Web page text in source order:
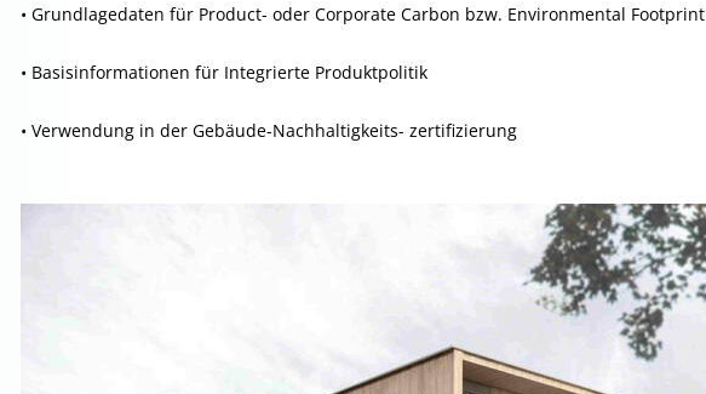
• Grundlagedaten für Product- oder Corporate Carbon bzw. Environmental Footprint
• Basisinformationen für Integrierte Produktpolitik
• Verwendung in der Gebäude-Nachhaltigkeits- zertifizierung